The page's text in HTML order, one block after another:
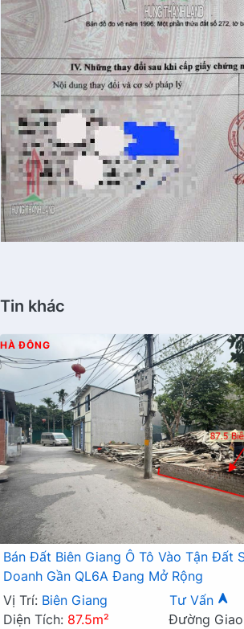
Tin khác
HÀ ĐÔNG
Bán Đất Biên Giang Ô Tô Vào Tận Đất
Doanh Gần QL6A Đang Mở Rộng
Vị Trí: Biên Giang Tư Vấn
Diện Tích: 87.5m²
Đường